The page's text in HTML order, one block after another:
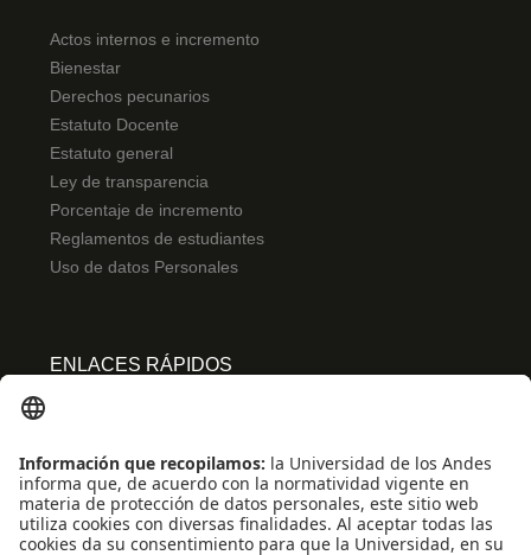
Actos internos e incremento
Bienestar
Derechos pecunarios
Estatuto Docente
Estatuto general
Ley de transparencia
Porcentaje de incremento
Reglamentos de estudiantes
Uso de datos Personales
ENLACES RÁPIDOS
Convivencia y transparencia
Emergencias: Extensión 0000
Eventos destacados